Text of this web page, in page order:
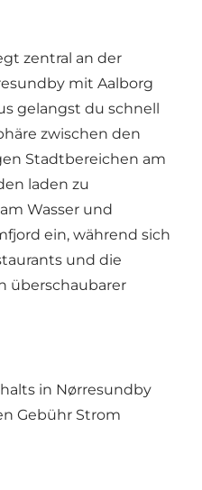
zentral an der
mit Aalborg
gelangst du schnell
zwischen den
Stadtbereichen am
laden zu
Wasser und
ein, während sich
und die
überschaubarer
in Nørresundby
Gebühr Strom